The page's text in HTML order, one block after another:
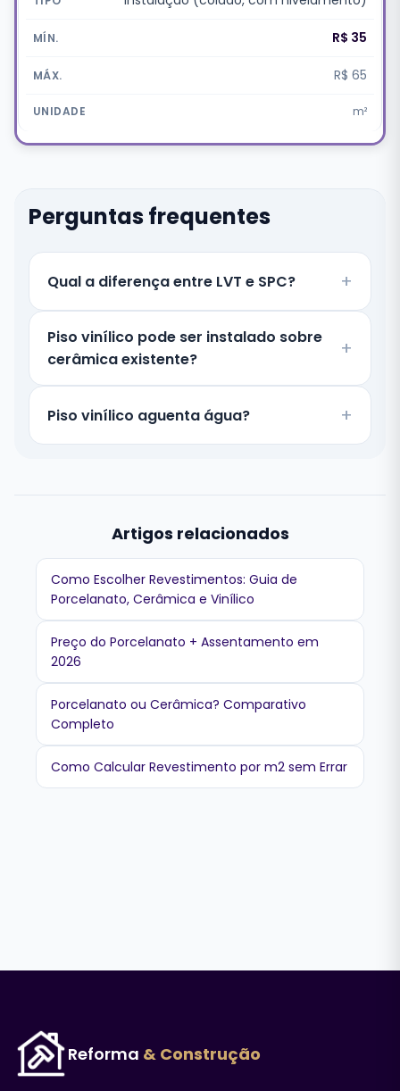
R$ 35
R$ 65
m²
Perguntas frequentes
Qual a diferença entre LVT e SPC?
Piso vinílico pode ser instalado sobre
cerâmica existente?
Piso vinílico aguenta água?
Artigos relacionados
Como Escolher Revestimentos: Guia de
Porcelanato, Cerâmica e Vinílico
Preço do Porcelanato + Assentamento em
2026
Porcelanato ou Cerâmica? Comparativo
Completo
Como Calcular Revestimento por m2 sem Errar
Reforma & Construção